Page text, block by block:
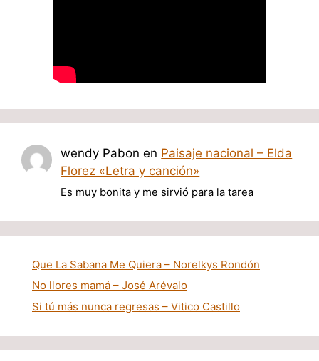
wendy Pabon en Paisaje nacional – Elda
Florez «Letra y canción»
Es muy bonita y me sirvió para la tarea
Que La Sabana Me Quiera – Norelkys Rondón
No llores mamá – José Arévalo
Si tú más nunca regresas – Vitico Castillo